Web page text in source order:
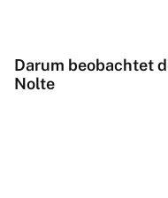
Darum beobachtet
Nolte